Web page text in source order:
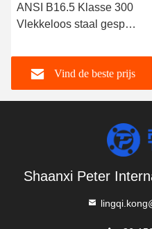
ANSI B16.5 Klasse 300
Vlekkeloos staal gesp
304/316L WNRF
Verhoogd gezicht en plat
gezicht
Vind de beste prijs
Shaanxi Peter